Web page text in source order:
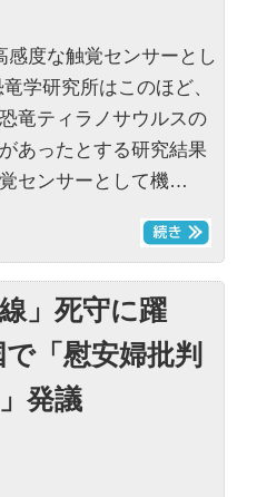
度な触覚センサーとし
学研究所はこのほど、
竜ティラノサウルスの
あったとする研究結果
センサーとして機…
線」死守に躍
「慰安婦批判
発議